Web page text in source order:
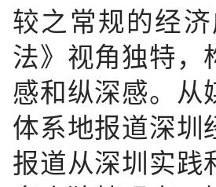
较之常规的经
法》视角独特，
感和纵深感。从
体系地报道深圳
报道从深圳实践